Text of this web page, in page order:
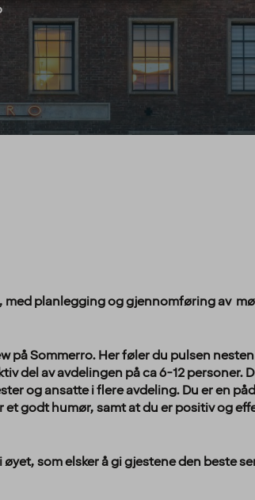
med planlegging og gjennomføring av
på Sommerro. Her føler du pulsen
del av avdelingen på ca 6-12 personer.
og ansatte i flere avdeling. Du er en
godt humør, samt at du er positiv og
som elsker å gi gjestene den beste